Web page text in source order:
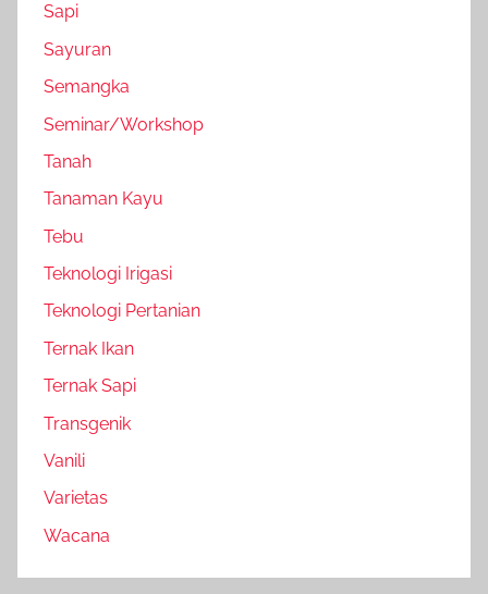
Sapi
Sayuran
Semangka
Seminar/Workshop
Tanah
Tanaman Kayu
Tebu
Teknologi Irigasi
Teknologi Pertanian
Ternak Ikan
Ternak Sapi
Transgenik
Vanili
Varietas
Wacana